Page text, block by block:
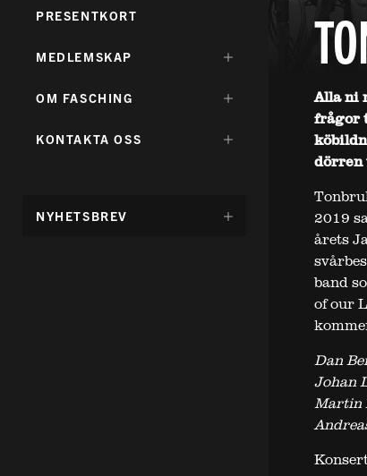
PRESENTKORT
DÖLJ
MEDLEMSKAP
DÖLJ
OM FASCHING
DÖLJ
KONTAKTA OSS
DÖLJ
NYHETSBREV
Alla ni
frågor
dörren
2019
årets
band
of our
Dan
Johan
Martin